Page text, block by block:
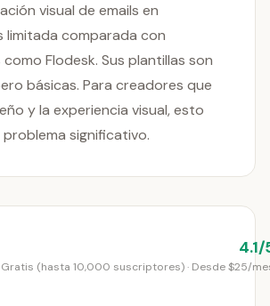
visual de emails en
limitada comparada con
Flodesk. Sus plantillas son
básicas. Para creadores que
y la experiencia visual, esto
significativo.
4.1/
Gratis (hasta 10,000 suscriptores) · Desde $25/